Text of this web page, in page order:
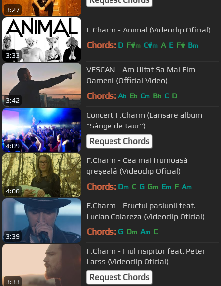
3:27
3:33
F.Charm - Animal (Videoclip Oficial)
Chords: D F#m C#m A E F# Bm
3:42
VESCAN - Am Uitat Sa Mai Fim
Oameni (Official Video)
Chords: Ab Eb Cm Bb C D
4:09
Concert F.Charm (Lansare album
"Sânge de taur")
Request Chords
4:06
F.Charm - Cea mai frumoasă
greşeală (Videoclip Oficial)
Chords: Dm C G Gm Em F Am
3:39
F.Charm - Fructul pasiunii feat.
Lucian Colareza (Videoclip Oficial)
Chords: G Dm Am C
3:33
F.Charm - Fiul risipitor feat. Peter
Larss (Videoclip Oficial)
Request Chords